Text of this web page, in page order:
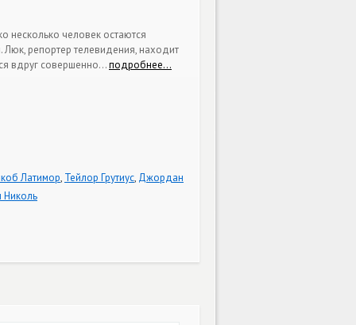
несколько человек остаются
репортер телевидения, находит
вдруг совершенно…подробнее…
Латимор, Тейлор Грутиус, Джордан
Николь